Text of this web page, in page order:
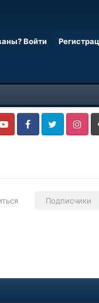
Войти
FacebookTwitter Instagram
Подписчики